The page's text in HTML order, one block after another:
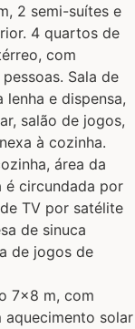
2 semi-suítes e
4 quartos de
com
Sala de
e dispensa,
salão de jogos,
à cozinha.
área da
é circundada por
TV por satélite
de sinuca
de jogos de
7×8 m, com
aquecimento solar